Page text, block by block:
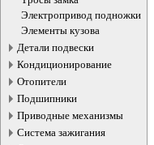
Электропривод подножки
Элементы кузова
Детали подвески
Кондиционирование
Отопители
Подшипники
Приводные механизмы
Система зажигания